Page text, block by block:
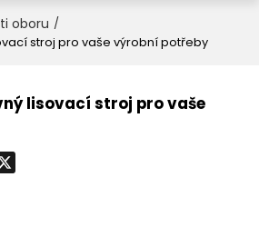
oboru /
stroj pro vaše výrobní potřeby
lisovací stroj pro vaše